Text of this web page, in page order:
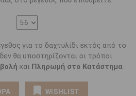
για το δαχτυλίδι εκτός από το
θα υποστηρίζονται οι τρόποι
και Πληρωμή στο Κατάστημα.
WISHLIST